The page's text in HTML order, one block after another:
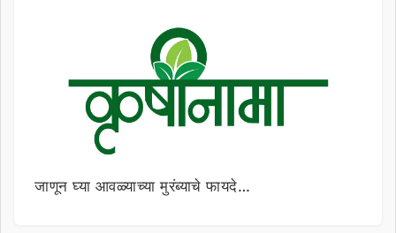
जाणून घ्या आवळ्याच्या मुरंब्याचे फायदे…